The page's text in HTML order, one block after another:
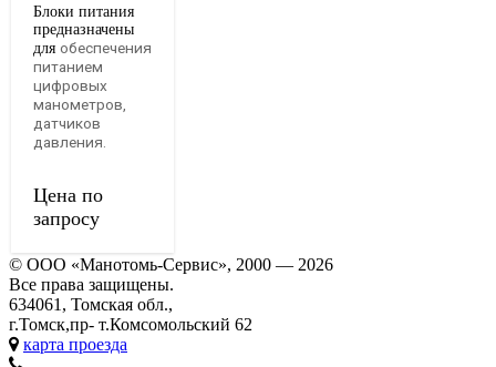
Блоки питания
предназначены
для обеспечения
питанием
цифровых
манометров,
датчиков
давления.
Цена по
запросу
© ООО «Манотомь-Cервис», 2000 — 2026
Все права защищены.
634061, Томская обл.,
г.Томск,пр- т.Комсомольский 62
карта проезда